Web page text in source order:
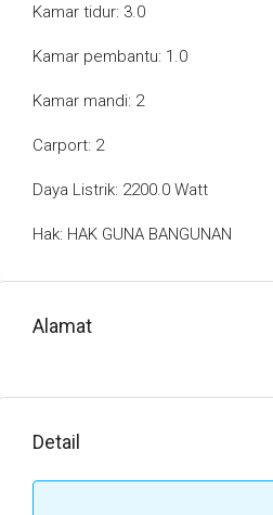
Kamar tidur: 3.0
Kamar pembantu: 1.0
Kamar mandi: 2
Carport: 2
Daya Listrik: 2200.0 Watt
Hak: HAK GUNA BANGUNAN
Alamat
Detail